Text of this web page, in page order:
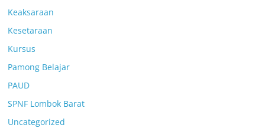
Keaksaraan
Kesetaraan
Kursus
Pamong Belajar
PAUD
SPNF Lombok Barat
Uncategorized